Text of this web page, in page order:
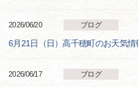
2026/06/20 ブログ
6月21日（日）高千穂町のお天気
2026/06/17 ブログ